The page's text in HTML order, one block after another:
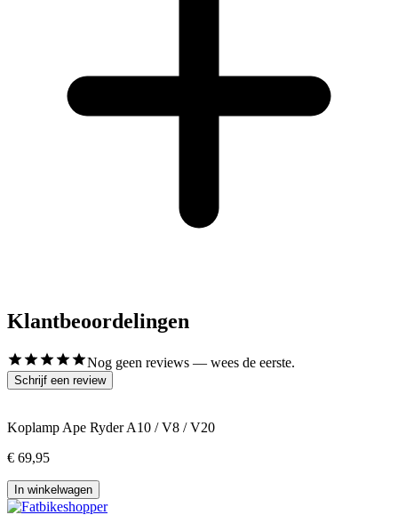
Klantbeoordelingen
Nog geen reviews — wees de eerste.
Schrijf een review
Koplamp Ape Ryder A10 / V8 / V20
€ 69,95
In winkelwagen